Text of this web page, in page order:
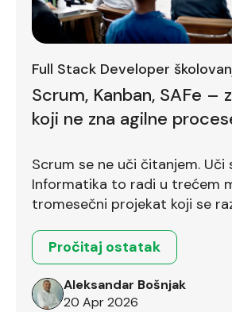
Full Stack Developer
Scrum, Kanban, SAFe –
koji ne zna agilne
Scrum se ne uči čitanjem. Uči
Informatika to radi u trećem
tromesečni projekat koji se
Pročitaj ostatak
Aleksandar Bošnjak
20 Apr 2026